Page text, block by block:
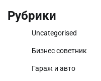
Рубрики
Uncategorised
Бизнес советник
Гараж и авто